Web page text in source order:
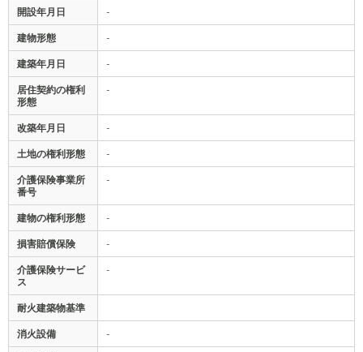
開設年月日 -
建物形態 -
建築年月日 -
居住契約の権利
形態
-
改築年月日 -
土地の権利形態 -
介護保険事業所
番号
-
建物の権利形態 -
損害賠償保険 -
介護保険サービ
ス
-
耐火建築物基準
消火設備 -